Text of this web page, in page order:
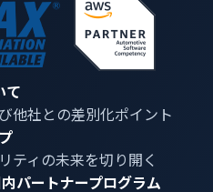
て
他社との差別化ポイント
ティの未来を切り開く
内パートナープログラム
、資産や人員を高精度で
置システム（RTLS）や、
リングアプリケーションに